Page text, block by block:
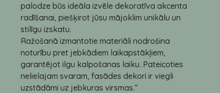
palodze būs ideāla izvēle dekoratīva akcenta
radīšanai, piešķirot jūsu mājoklim unikālu un
stilīgu izskatu.
Ražošanā izmantotie materiāli nodrošina
noturību pret jebkādiem laikapstākļiem,
garantējot ilgu kalpošanas laiku. Pateicoties
nelielajam svaram, fasādes dekori ir viegli
uzstādāmi uz jebkuras virsmas.”